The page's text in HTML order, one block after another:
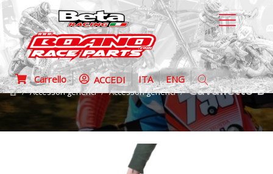
Carrello ACCEDI ITA ENG
Accessori generici Accessori generici Cavalletto